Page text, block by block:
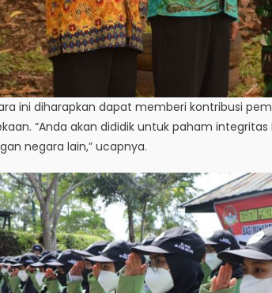
ini diharapkan dapat memberi kontribusi
“Anda akan dididik untuk paham
negara lain,” ucapnya.